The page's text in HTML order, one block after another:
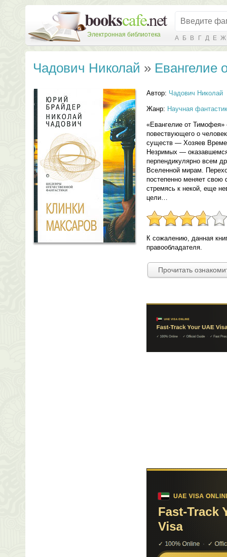
Электронная библиотека А Б В Г Д Е Ж
Чадович Николай » Евангелие
Автор: Чадович Николай
Жанр: Научная
«Евангелие от
повествующего о
существ — Хозяев
Незримых —
перпендикулярно всем
Вселенной мирам.
постепенно меняет
стремясь к некой, еще
цели…
К сожалению, данная
правообладателя.
Прочитать